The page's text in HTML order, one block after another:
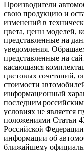
Производители
свою продукцию и
изменений в
цвета, цены моделей,
представленные на
уведомления.
представленные на
касающаяся
цветовых сочетаний,
стоимости
информационный
последним
условиях не является
положениями Статьи
Российской
информации об
ближайшему